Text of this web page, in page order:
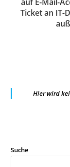
Ticket an IT-
Hier wird
Suche